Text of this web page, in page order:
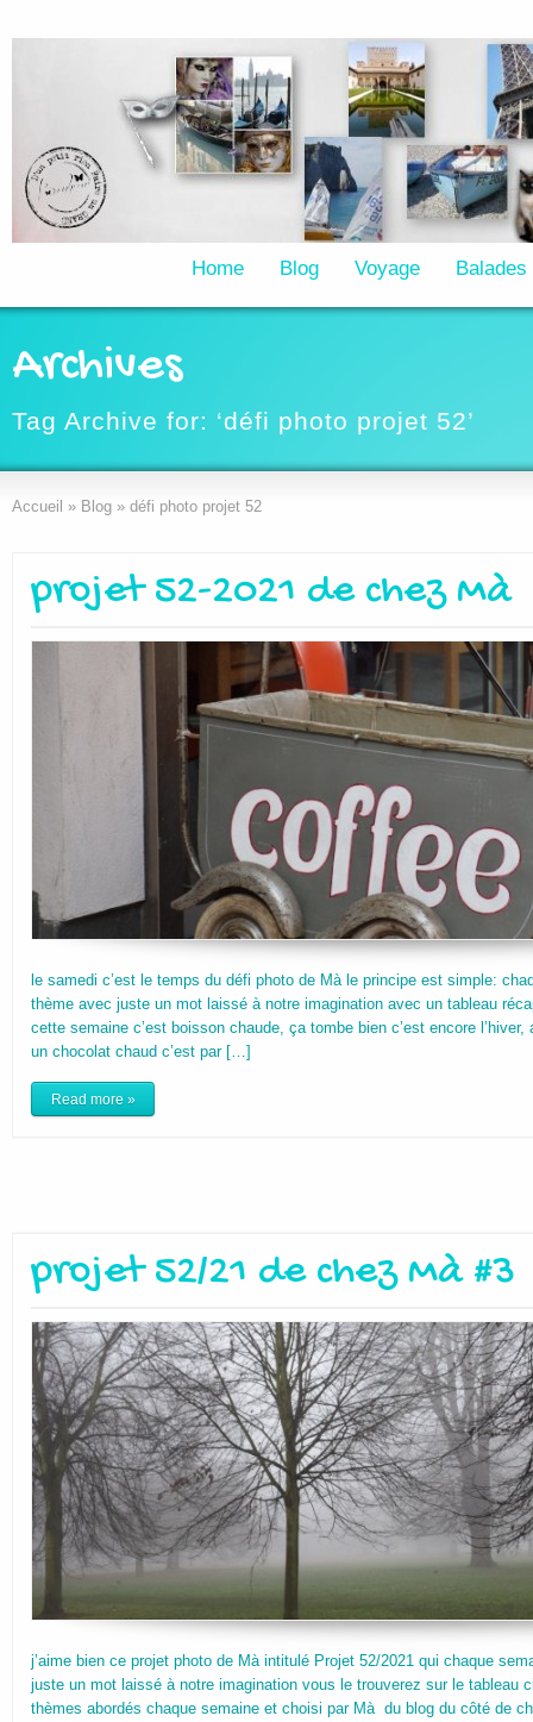
Home Blog Voyage Balades
Archives
Tag Archive for: ‘défi photo projet 52’
Accueil » Blog » défi photo projet 52
projet 52-2021 de chez Mà
le samedi c’est le temps du défi photo de Mà le principe est simple:
thème avec juste un mot laissé à notre imagination avec un tableau
cette semaine c’est boisson chaude, ça tombe bien c’est encore
un chocolat chaud c’est par […]
Read more »
projet 52/21 de chez Mà #3
j’aime bien ce projet photo de Mà intitulé Projet 52/2021 qui chaque
juste un mot laissé à notre imagination vous le trouverez sur le tableau
thèmes abordés chaque semaine et choisi par Mà du blog du côté de